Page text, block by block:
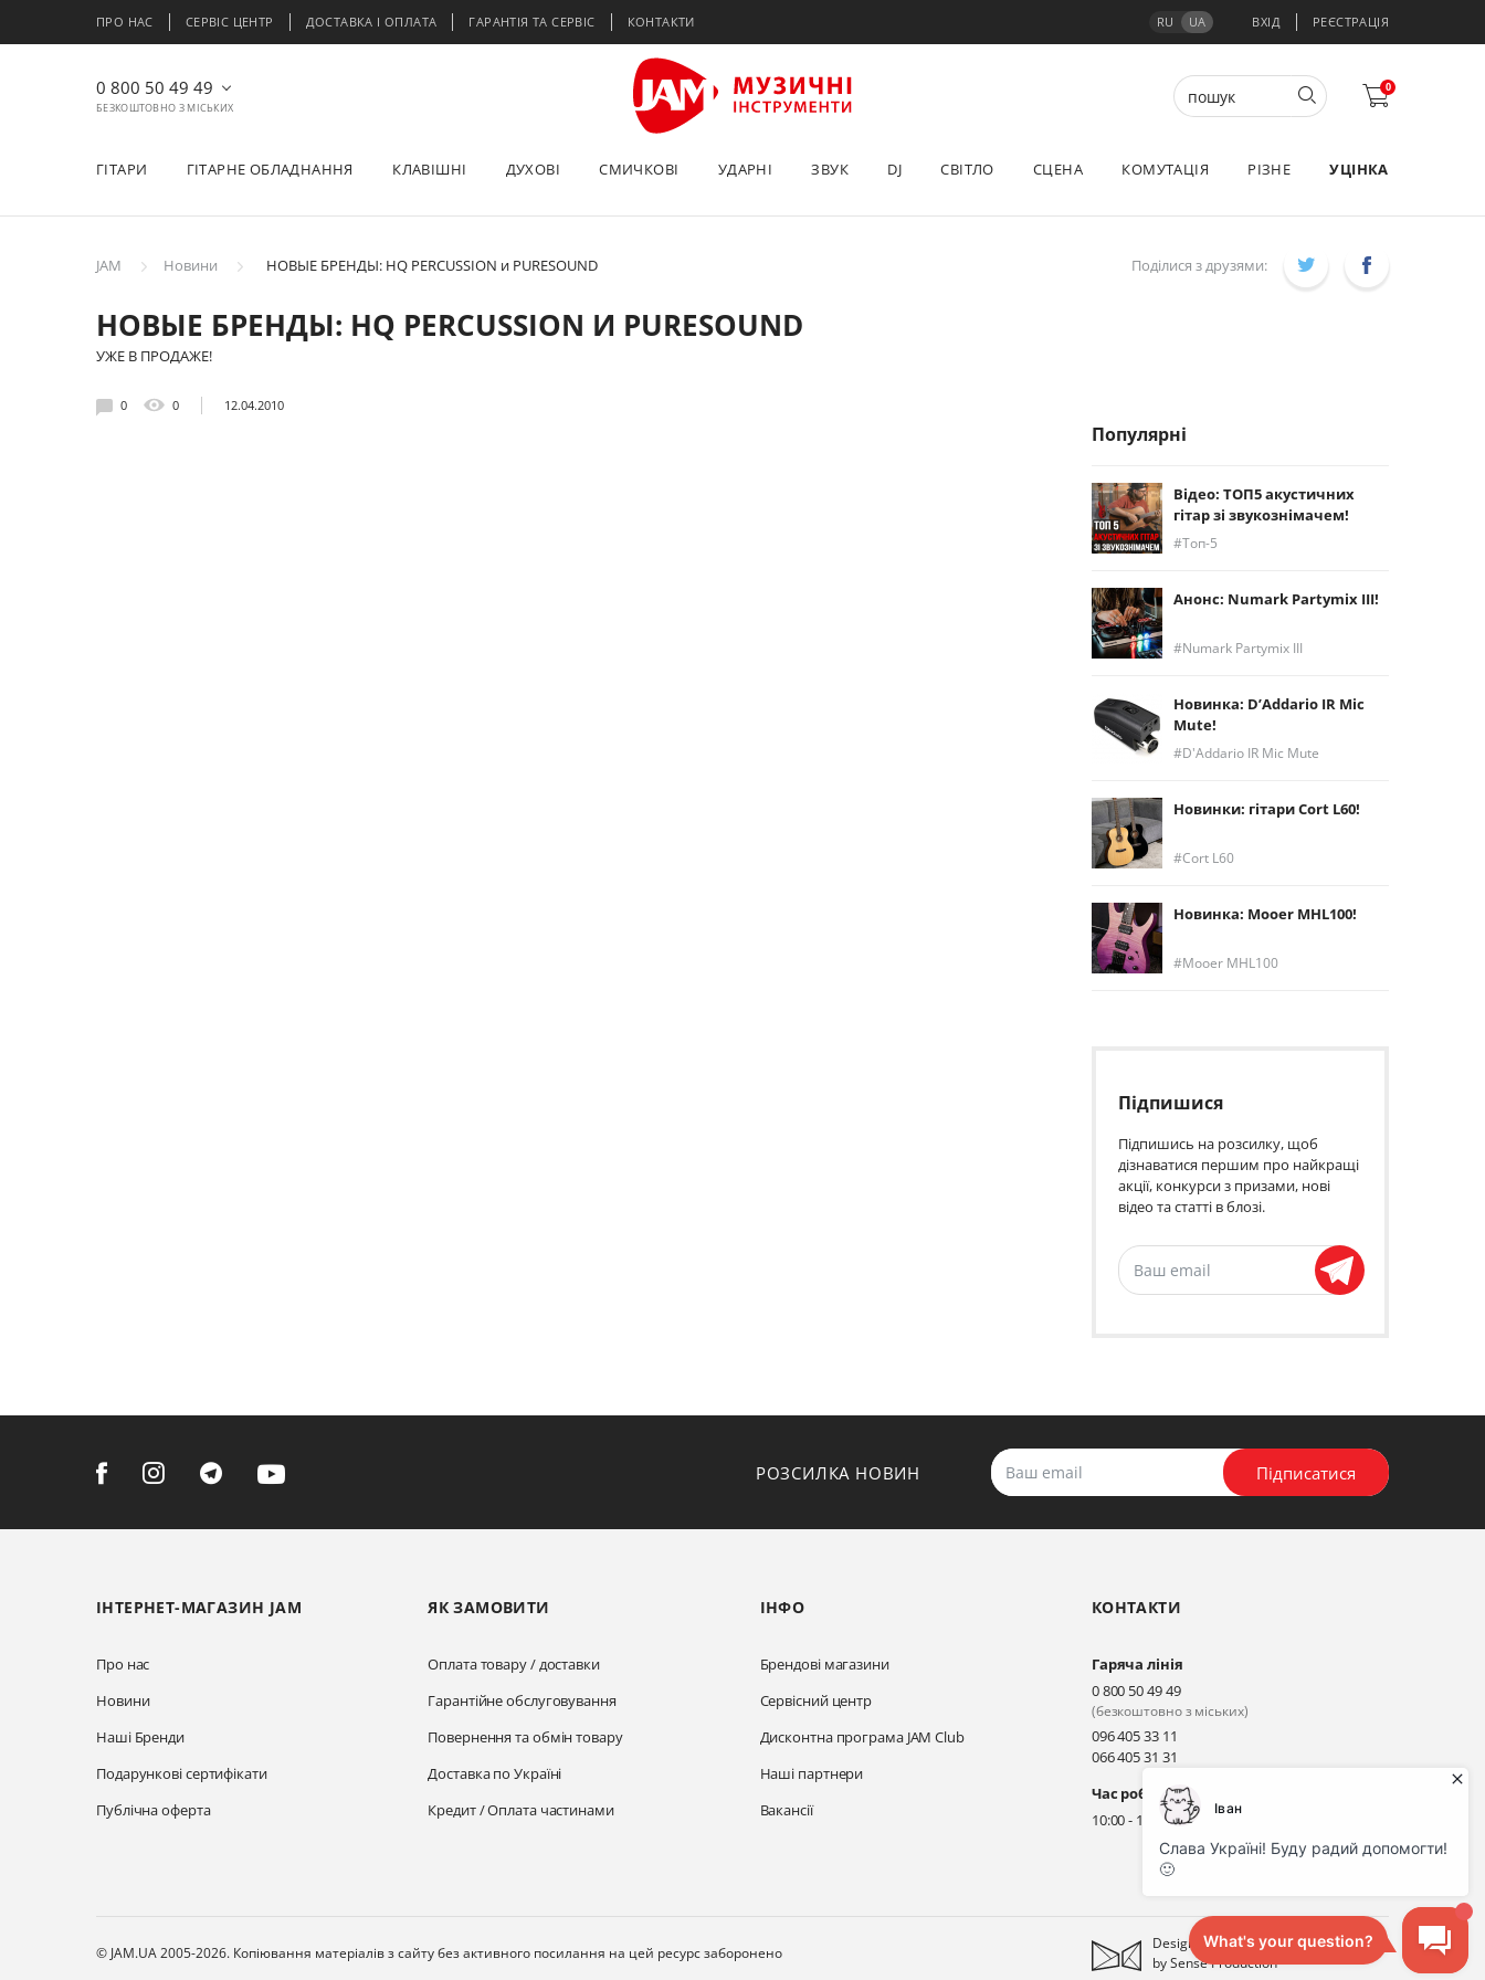
ПРО НАС СЕРВІС ЦЕНТР ДОСТАВКА І ОПЛАТА ГАРАНТІЯ ТА СЕРВІС КОНТАКТИ RU UA ВХІД РЕЄСТРАЦІЯ
0 800 50 49 49
БЕЗКОШТОВНО З МІСЬКИХ
0
ГІТАРИ ГІТАРНЕ ОБЛАДНАННЯ КЛАВІШНІ ДУХОВІ СМИЧКОВІ УДАРНІ ЗВУК DJ СВІТЛО СЦЕНА КОМУТАЦІЯ РІЗНЕ УЦІНКА
JAM Новини НОВЫЕ БРЕНДЫ: HQ PERCUSSION и PURESOUND
НОВЫЕ БРЕНДЫ: HQ PERCUSSION И PURESOUND
УЖЕ В ПРОДАЖЕ!
0 0 12.04.2010
Поділися з друзями:
Популярні
Відео: ТОП5 акустичних
гітар зі звукознімачем!
Топ-5
Анонс: Numark Partymix III!
Numark Partymix III
Новинка: D’Addario IR Mic
Mute!
D'Addario IR Mic Mute
Новинки: гітари Cort L60!
Cort L60
Новинка: Mooer MHL100!
Mooer MHL100
Підпишися
Підпишись на розсилку, щоб
дізнаватися першим про найкращі
акції, конкурси з призами, нові
відео та статті в блозі.
РОЗСИЛКА НОВИН Підписатися
ІНТЕРНЕТ-МАГАЗИН JAM
Про нас
Новини
Наші Бренди
Подарункові сертифікати
Публічна оферта
ЯК ЗАМОВИТИ
Оплата товару / доставки
Гарантійне обслуговування
Повернення та обмін товару
Доставка по Україні
Кредит / Оплата частинами
ІНФО
Брендові магазини
Сервісний центр
Дисконтна програма JAM Club
Наші партнери
Вакансії
КОНТАКТИ
Гаряча лінія
0 800 50 49 49
(безкоштовно з міських)
096 405 33 11
066 405 31 31
Час роботи гарячої лінії
10:00 - 18:00 (без вихідних)
© JAM.UA 2005-2026. Копіювання матеріалів з сайту без активного посилання на цей ресурс заборонено
Designed
bySense Production